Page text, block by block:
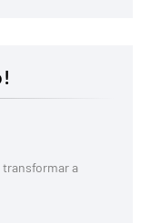
transformar a